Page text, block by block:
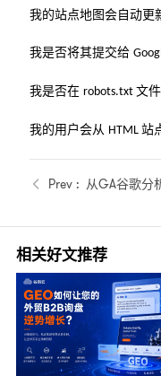
我的站点地图会自动更
我是否将其提交给
我是否在 robots.txt 文
我的用户会从 HTML 站
从GA谷歌分析数据了解网站
相关好文推荐